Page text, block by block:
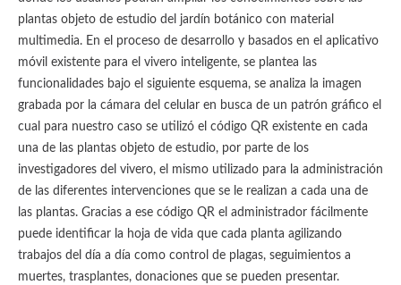
plantas objeto de estudio del jardín botánico con material
multimedia. En el proceso de desarrollo y basados en el aplicativo
móvil existente para el vivero inteligente, se plantea las
funcionalidades bajo el siguiente esquema, se analiza la imagen
grabada por la cámara del celular en busca de un patrón gráfico el
cual para nuestro caso se utilizó el código QR existente en cada
una de las plantas objeto de estudio, por parte de los
investigadores del vivero, el mismo utilizado para la administración
de las diferentes intervenciones que se le realizan a cada una de
las plantas. Gracias a ese código QR el administrador fácilmente
puede identificar la hoja de vida que cada planta agilizando
trabajos del día a día como control de plagas, seguimientos a
muertes, trasplantes, donaciones que se pueden presentar.